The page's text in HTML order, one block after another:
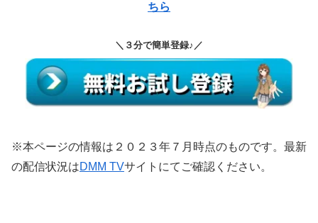
ちら
＼３分で簡単登録♪／
※本ページの情報は２０２３年７月時点のものです。最新
の配信状況はDMM TVサイトにてご確認ください。